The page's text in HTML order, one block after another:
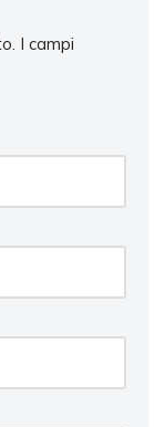
I campi